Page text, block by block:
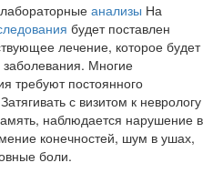
анализы На
будет поставлен
лечение, которое будет
заболевания. Многие
требуют постоянного
с визитом к неврологу
наблюдается нарушение в
конечностей, шум в ушах,
боли.